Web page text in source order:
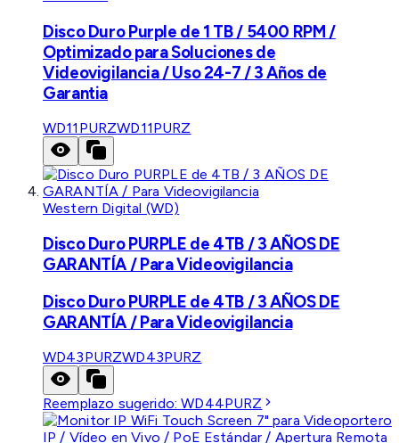
Disco Duro Purple de 1 TB / 5400 RPM /
Optimizado para Soluciones de
Videovigilancia / Uso 24-7 / 3 Años de
Garantia
WD11PURZWD11PURZ
Western Digital (WD)
Disco Duro PURPLE de 4TB / 3 AÑOS DE
GARANTÍA / Para Videovigilancia
Disco Duro PURPLE de 4TB / 3 AÑOS DE
GARANTÍA / Para Videovigilancia
WD43PURZWD43PURZ
Reemplazo sugerido:WD44PURZ